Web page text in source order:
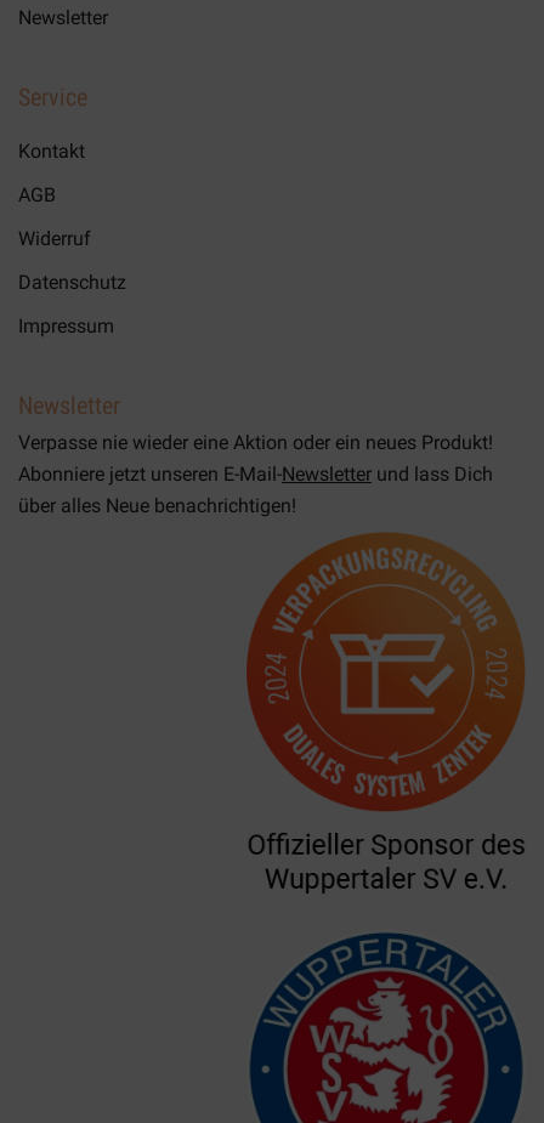
Newsletter
Service
Kontakt
AGB
Widerruf
Datenschutz
Impressum
Newsletter
Verpasse nie wieder eine Aktion oder ein neues Produkt!
Abonniere jetzt unseren E-Mail-Newsletter und lass Dich
über alles Neue benachrichtigen!